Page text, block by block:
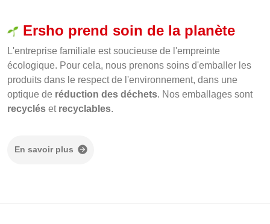
Ersho prend soin de la planète
L'entreprise familiale est soucieuse de l'empreinte
écologique. Pour cela, nous prenons soins d'emballer les
produits dans le respect de l'environnement, dans une
optique de réduction des déchets. Nos emballages sont
recyclés et recyclables.
En savoir plus